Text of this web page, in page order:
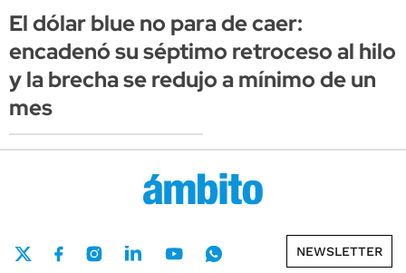
El dólar blue no para de caer:
encadenó su séptimo retroceso al hilo
y la brecha se redujo a mínimo de un
mes
NEWSLETTER